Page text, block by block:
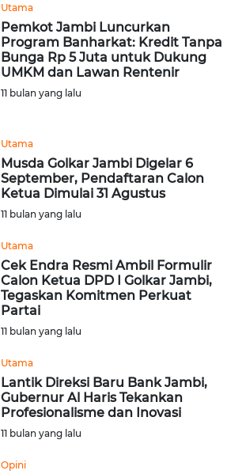
Utama
Pemkot Jambi Luncurkan
Program Banharkat: Kredit Tanpa
Bunga Rp 5 Juta untuk Dukung
UMKM dan Lawan Rentenir
11 bulan yang lalu
Utama
Musda Golkar Jambi Digelar 6
September, Pendaftaran Calon
Ketua Dimulai 31 Agustus
11 bulan yang lalu
Utama
Cek Endra Resmi Ambil Formulir
Calon Ketua DPD I Golkar Jambi,
Tegaskan Komitmen Perkuat
Partai
11 bulan yang lalu
Utama
Lantik Direksi Baru Bank Jambi,
Gubernur Al Haris Tekankan
Profesionalisme dan Inovasi
11 bulan yang lalu
Opini